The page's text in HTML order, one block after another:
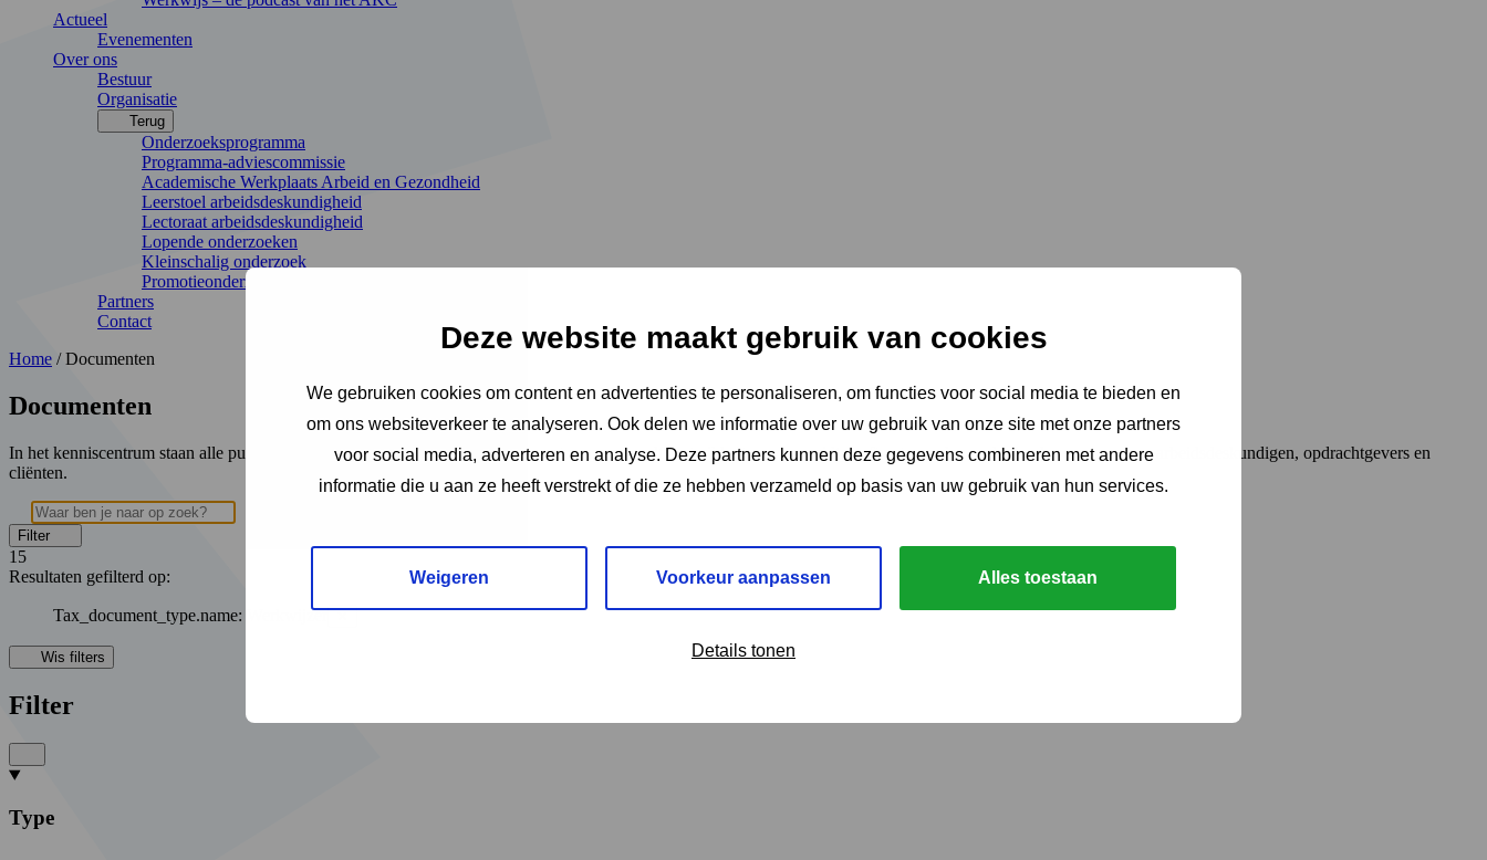
Deze website maakt gebruik van cookies
We gebruiken cookies om content en advertenties te personaliseren, om functies voor social media te bieden en
om ons websiteverkeer te analyseren. Ook delen we informatie over uw gebruik van onze site met onze partners
voor social media, adverteren en analyse. Deze partners kunnen deze gegevens combineren met andere
informatie die u aan ze heeft verstrekt of die ze hebben verzameld op basis van uw gebruik van hun services.
Weigeren Voorkeur aanpassen Alles toestaan
Details tonen
Actueel
Evenementen
Over ons
Bestuur
Organisatie
Terug
Onderzoeksprogramma
Programma-adviescommissie
Academische Werkplaats Arbeid en Gezondheid
Leerstoel arbeidsdeskundigheid
Lectoraat arbeidsdeskundigheid
Lopende onderzoeken
Kleinschalig onderzoek
Promotieonderzoek
Partners
Contact
Home /Documenten
Documenten
In het kenniscentrum staan alle publicaties van het AKC. De kennis die het centrum verzamelt, ontwikkelt en verspreidt geeft antwoorden op herkenbare vragen van arbeidsdeskundigen, opdrachtgevers en
cliënten.
Filter
15
Resultaten gefilterd op:
Tax_document_type.name: Werkwijzer
Wis filters
Filter
Type